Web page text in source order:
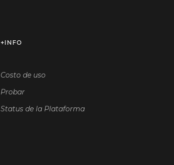
+INFO
Costo de uso
Probar
Status de la Plataforma